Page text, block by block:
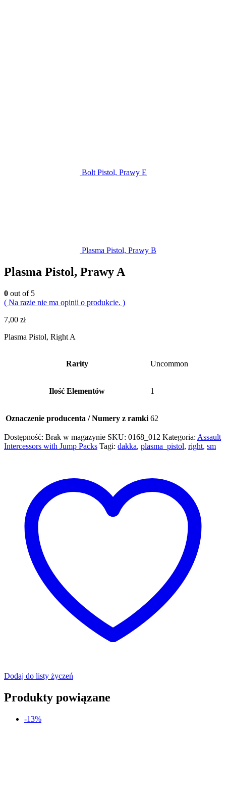
Bolt Pistol, Prawy E
Plasma Pistol, Prawy B
Plasma Pistol, Prawy A
0 out of 5
( Na razie nie ma opinii o produkcie. )
7,00 zł
Plasma Pistol, Right A
Rarity Uncommon
Ilość Elementów 1
Oznaczenie producenta / Numery z ramki 62
Dostępność: Brak w magazynie SKU: 0168_012 Kategoria: Assault
Intercessors with Jump Packs Tagi: dakka, plasma_pistol, right, sm
Dodaj do listy życzeń
Produkty powiązane
-13%